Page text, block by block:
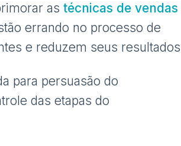
as técnicas de vendas
errando no processo de
e reduzem seus
para persuasão do
das etapas do